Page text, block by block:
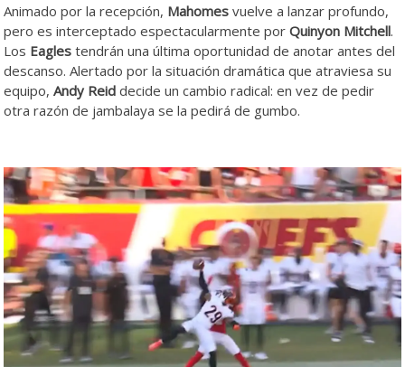
Animado por la recepción, Mahomes vuelve a lanzar profundo,
pero es interceptado espectacularmente porQuinyon Mitchell.
Los Eagles tendrán una última oportunidad de anotar antes del
descanso. Alertado por la situación dramática que atraviesa su
equipo,Andy Reid decide un cambio radical: en vez de pedir
otra razón de jambalaya se la pedirá de gumbo.